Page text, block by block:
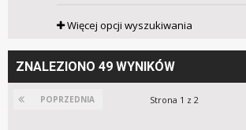
Więcej opcji wyszukiwania
ZNALEZIONO 49 WYNIKÓW
POPRZEDNIA Strona 1 z 2